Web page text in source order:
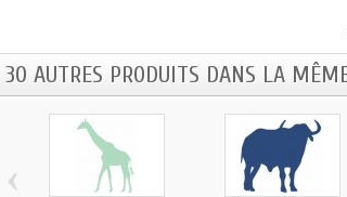
30 AUTRES PRODUITS DANS LA
‹